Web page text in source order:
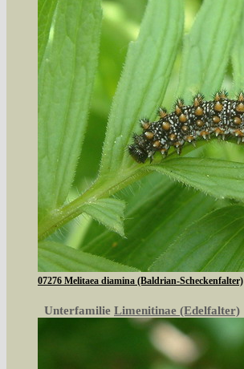
07276 Melitaea diamina (Baldrian-Scheckenfalter)
Unterfamilie Limenitinae (Edelfalter)